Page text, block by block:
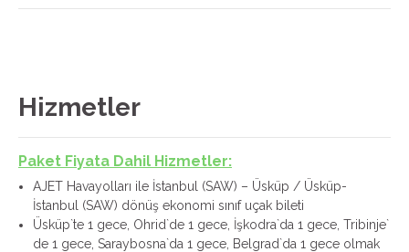
Hizmetler
Paket Fiyata Dahil Hizmetler:
AJET Havayolları ile İstanbul (SAW) – Üsküp / Üsküp-
İstanbul (SAW) dönüş ekonomi sınıf uçak bileti
Üsküp`te 1 gece, Ohrid`de 1 gece, İşkodra`da 1 gece, Tribinje`
de 1 gece, Saraybosna`da 1 gece, Belgrad`da 1 gece olmak